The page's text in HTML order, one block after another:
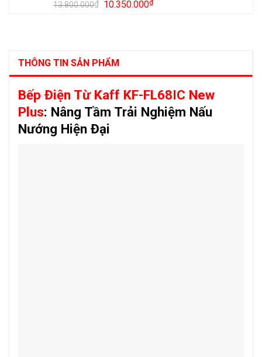
13.800.000₫ Giá
10.350.000₫Giá
THÔNG TIN SẢN PHẨM
Bếp Điện Từ Kaff KF-FL68IC New
Plus: Nâng Tầm Trải Nghiệm Nấu
Nướng Hiện Đại